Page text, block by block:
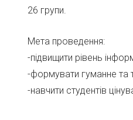
26 групи.
Мета проведення:
-підвищити рівень
-формувати гуманне та
-навчити студентів